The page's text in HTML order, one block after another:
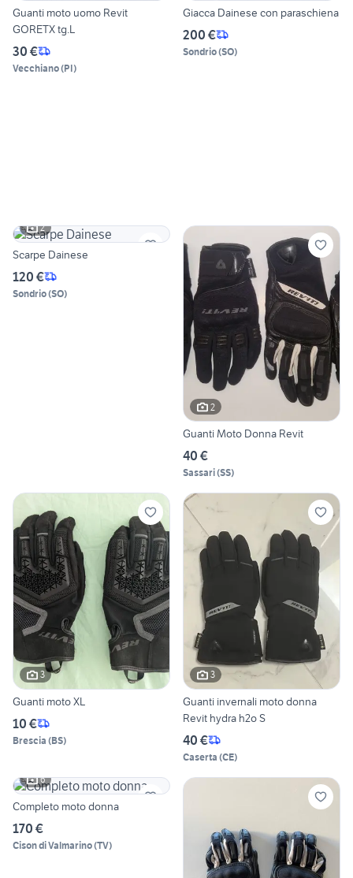
Guanti moto uomo Revit
GORETX tg.L
30 €
Vecchiano(PI)
Giacca Dainese con paraschiena
200 €
Sondrio(SO)
2
Scarpe Dainese
120 €
Sondrio(SO)
2
Guanti Moto Donna Revit
40 €
Sassari(SS)
3
Guanti moto XL
10 €
Brescia (BS)
3
Guanti invernali moto donna
Revit hydra h2o S
40 €
Caserta (CE)
6
Completo moto donna
170 €
Cison di Valmarino(TV)